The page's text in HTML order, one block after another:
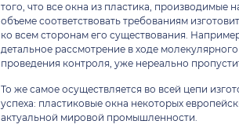
того, что все окна из пластика,
объеме соответствовать требованиям
ко всем сторонам его существования.
детальное рассмотрение в ходе
проведения контроля, уже нереально
То же самое осуществляется во всей цепи
успеха: пластиковые окна некоторых
актуальной мировой промышленности.